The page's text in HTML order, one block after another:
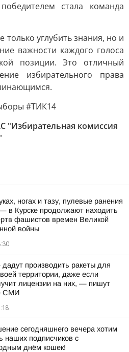
стала команда
углубить знания, но и
важности каждого голоса
позиции. Это отличный
избирательного права
#ТИК14
"Избирательная комиссия
ногах и тазу, пулевые ранения
в Курске продолжают находить
фашистов времен Великой
войны
дадут производить ракеты для
территории, даже если
лицензии на них, — пишут
СМИ
сегодняшнего вечера хотим
наших подписчиков с
днём кошек!